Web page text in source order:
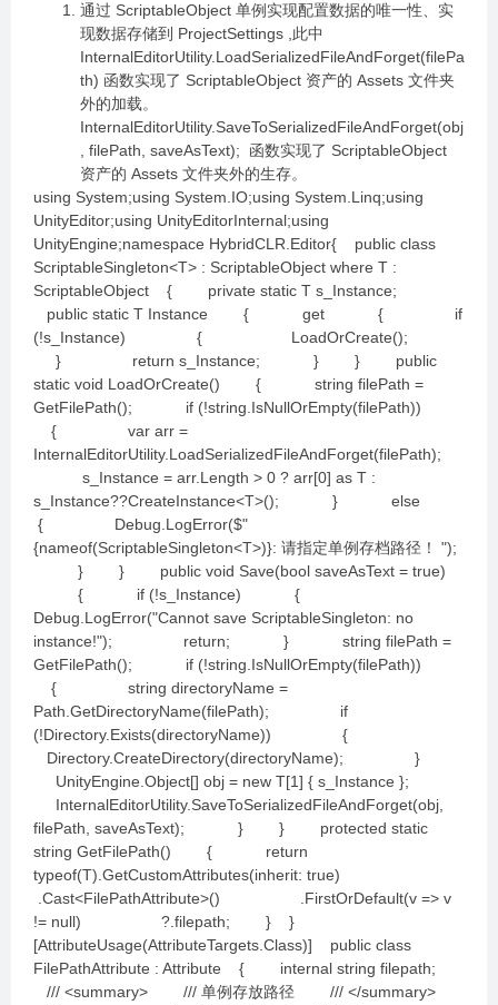
通过 ScriptableObject 单例实现配置数据的唯一性、实
现数据存储到 ProjectSettings ,此中
InternalEditorUtility.LoadSerializedFileAndForget(filePa
th) 函数实现了 ScriptableObject 资产的 Assets 文件夹
外的加载。
InternalEditorUtility.SaveToSerializedFileAndForget(obj
, filePath, saveAsText); 函数实现了 ScriptableObject
资产的 Assets 文件夹外的生存。
using System;using System.IO;using System.Linq;using
UnityEditor;using UnityEditorInternal;using
UnityEngine;namespace HybridCLR.Editor{ public class
ScriptableSingleton<T> : ScriptableObject where T :
ScriptableObject { private static T s_Instance;
public static T Instance { get { if
(!s_Instance) { LoadOrCreate();
} return s_Instance; } } public
static void LoadOrCreate() { string filePath =
GetFilePath(); if (!string.IsNullOrEmpty(filePath))
{ var arr =
InternalEditorUtility.LoadSerializedFileAndForget(filePath);
s_Instance = arr.Length > 0 ? arr[0] as T :
s_Instance??CreateInstance<T>(); } else
{ Debug.LogError($"
{nameof(ScriptableSingleton<T>)}: 请指定单例存档路径！ ");
} } public void Save(bool saveAsText = true)
{ if (!s_Instance) {
Debug.LogError("Cannot save ScriptableSingleton: no
instance!"); return; } string filePath =
GetFilePath(); if (!string.IsNullOrEmpty(filePath))
{ string directoryName =
Path.GetDirectoryName(filePath); if
(!Directory.Exists(directoryName)) {
Directory.CreateDirectory(directoryName); }
UnityEngine.Object[] obj = new T[1] { s_Instance };
InternalEditorUtility.SaveToSerializedFileAndForget(obj,
filePath, saveAsText); } } protected static
string GetFilePath() { return
typeof(T).GetCustomAttributes(inherit: true)
.Cast<FilePathAttribute>() .FirstOrDefault(v => v
!= null) ?.filepath; } }
[AttributeUsage(AttributeTargets.Class)] public class
FilePathAttribute : Attribute { internal string filepath;
/// <summary> /// 单例存放路径 /// </summary>